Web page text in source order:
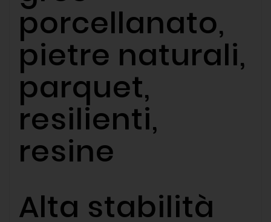
porcellanato,
pietre naturali,
parquet,
resilienti,
resine
Alta stabilità